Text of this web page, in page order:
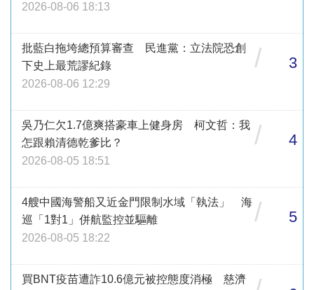
2026-08-06 18:13
批藍白拖垮總預算審查 民進黨：立法院恐創
下史上最荒謬紀錄
2026-08-06 12:29
/ 3
吳乃仁欠1.7億爽搭豪車上健身房 柯文哲：我
怎跟賴清德乾爹比？
2026-08-05 18:51
/ 4
4艘中國海警船又近金門限制水域「執法」 海
巡「1對1」併航監控並驅離
2026-08-05 18:22
/ 5
買BNT疫苗遭詐10.6億元被控態度消極 慈濟